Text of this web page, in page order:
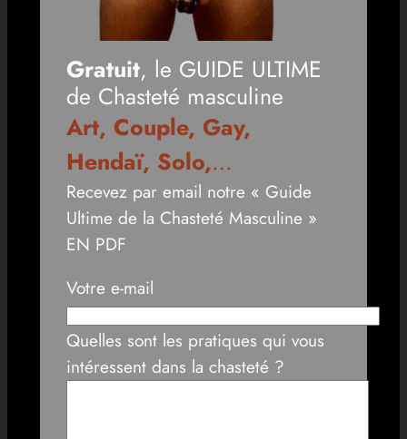
Gratuit, le GUIDE ULTIME
de Chasteté masculine
Art, Couple, Gay,
Hendaï, Solo,…
Recevez par email notre « Guide
Ultime de la Chasteté Masculine »
EN PDF
Votre e-mail
Quelles sont les pratiques qui vous
intéressent dans la chasteté ?